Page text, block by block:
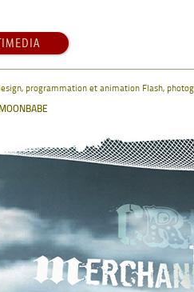
programmation et animation Flash,